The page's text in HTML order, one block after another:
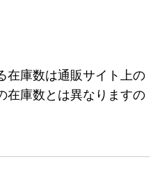
在庫数は通販サイト上の
在庫数とは異なりますの